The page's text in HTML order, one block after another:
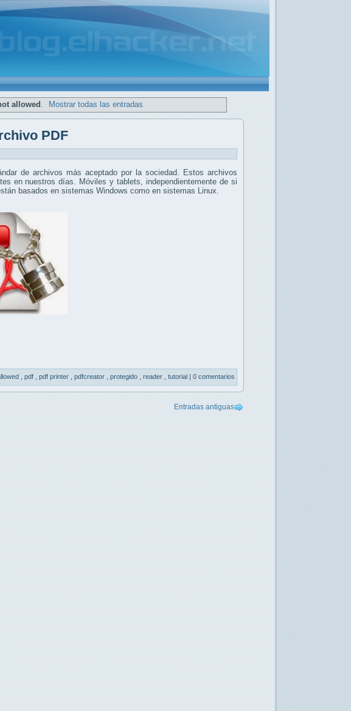
allowed Mostrar todas las entradas
PDF
de archivos más aceptado por la sociedad. Estos archivos
en nuestros días. Móviles y tablets, independientemente de si
basados en sistemas Windows como en sistemas Linux.
pdf pdf printer pdfcreator protegido reader tutorial | 0 comentarios
Entradas antiguas